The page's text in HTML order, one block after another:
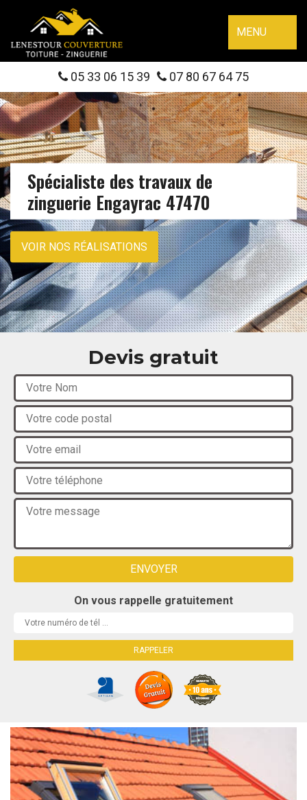
MENU
05 33 06 15 39 07 80 67 64 75
Spécialiste des travaux de
zinguerie Engayrac 47470
VOIR NOS RÉALISATIONS
Devis gratuit
On vous rappelle gratuitement